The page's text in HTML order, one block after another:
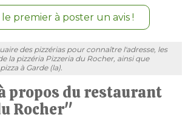
le premier à poster un avis !
des pizzérias pour connaître l'adresse, les
la pizzéria Pizzeria du Rocher, ainsi que
à Garde (la).
propos du restaurant
Rocher"